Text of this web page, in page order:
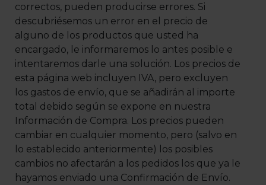
correctos, pueden producirse errores. Si
descubriésemos un error en el precio de
alguno de los productos que usted ha
encargado, le informaremos lo antes posible e
intentaremos darle una solución. Los precios de
esta página web incluyen IVA, pero excluyen
los gastos de envío, que se añadirán al importe
total debido según se expone en nuestra
Información de Compra. Los precios pueden
cambiar en cualquier momento, pero (salvo en
lo establecido anteriormente) los posibles
cambios no afectarán a los pedidos los que ya le
hayamos enviado una Confirmación de Envío.